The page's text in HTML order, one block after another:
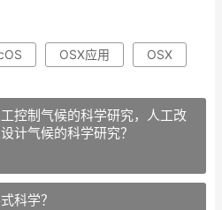
OSX应用 OSX
控制气候的科学研究，人工改
计气候的科学研究？
科学？